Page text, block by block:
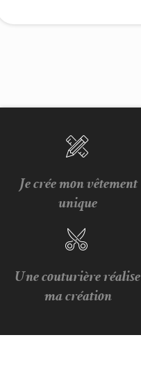
Je crée mon vêtement
unique
Une couturière réalise
ma création